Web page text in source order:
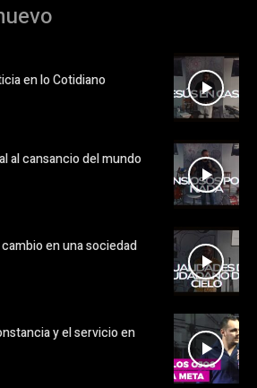
en lo Cotidiano
al cansancio del mundo
en una sociedad
y el servicio en